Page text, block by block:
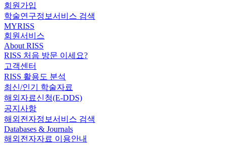
회원가입
학술연구정보서비스 검색
MYRISS
회원서비스
About RISS
RISS 처음 방문 이세요?
고객센터
RISS 활용도 분석
최신/인기 학술자료
해외자료신청(E-DDS)
공지사항
해외전자정보서비스 검색
Databases & Journals
해외전자자료 이용안내